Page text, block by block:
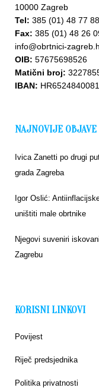
10000 Zagreb
Tel: 385 (01) 48 77
Fax: 385 (01) 48 26
info@obrtnici-
OIB: 57675698526
Matični broj:
IBAN:
NAJNOVIJE OBJAVE
Ivica Zanetti po drugi
grada Zagreba
Igor Oslić:
uništiti male obrtnike
Njegovi suveniri
Zagrebu
KORISNI LINKOVI
Povijest
Riječ predsjednika
Politika privatnosti